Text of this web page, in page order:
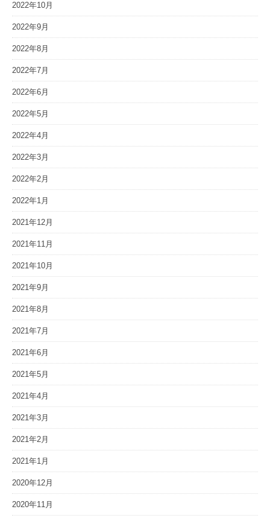
2022年10月
2022年9月
2022年8月
2022年7月
2022年6月
2022年5月
2022年4月
2022年3月
2022年2月
2022年1月
2021年12月
2021年11月
2021年10月
2021年9月
2021年8月
2021年7月
2021年6月
2021年5月
2021年4月
2021年3月
2021年2月
2021年1月
2020年12月
2020年11月